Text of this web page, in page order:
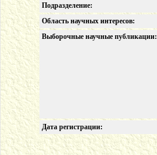
Подразделение:
Область научных интересов:
Выборочные научные публикации:
Дата регистрации: